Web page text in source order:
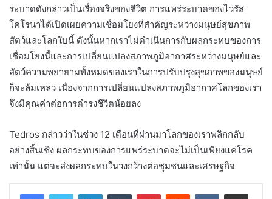
ระบาดดังกล่าวเป็นเรื่องจริงของชีวิต การแพร่ระบาดของไวรัส
โคโรนาได้เปิดเผยความเชื่อมโยงที่สำคัญระหว่างมนุษย์สุขภาพ
สัตว์และโลกใบนี้ ดังนั้นหากเราไม่ดำเนินการกับผลกระทบของการ
เชื่อมโยงนี้และการเปลี่ยนแปลงสภาพภูมิอากาศระหว่างมนุษย์และ
สัตว์ความพยายามทั้งหมดของเราในการปรับปรุงสุขภาพของมนุษย์
ก็จะล้มเหลว เนื่องจากการเปลี่ยนแปลงสภาพภูมิอากาศโลกของเรา
จึงมีคุณค่าต่อการดำรงชีวิตน้อยลง
Tedros กล่าวว่าในช่วง 12 เดือนที่ผ่านมาโลกของเราพลิกกลับ
อย่างสิ้นเชิง ผลกระทบของการแพร่ระบาดจะไม่เป็นเพียงแค่โรค
เท่านั้น แต่จะส่งผลกระทบในวงกว้างต่อชุมชนและเศรษฐกิจ
LinkedInTumblr PinterestReddit VKontakteShare via Email